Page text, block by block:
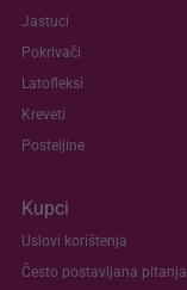
Jastuci
Pokrivači
Latofleksi
Kreveti
Posteljine
Kupci
Uslovi korištenja
Često postavljana pitanja